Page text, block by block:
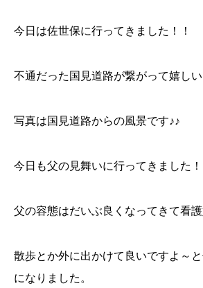
今日は佐世保に行ってきました！！
不通だった国見道路が繋がって嬉しい
写真は国見道路からの風景です♪♪
今日も父の見舞いに行ってきました！
父の容態はだいぶ良くなってきて看
散歩とか外に出かけて良いですよ～
になりました。